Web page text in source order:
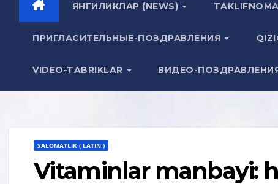
ЯНГИЛИКЛАР (NEWS)
ПРИГЛАСИТЕЛЬНЫЕ-ПОЗДРАВЛЕНИЯ
VIDEO-TABRIKLAR ВИДЕО-
SALOMATLIK ( LATIN )
Vitaminlar manbayi: